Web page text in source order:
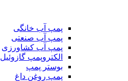
پمپ آب خانگی
پمپ آب صنعتی
پمپ آب کشاورزی
الکتروپمپ گازوئیل
بوستر پمپ
پمپ روغن داغ